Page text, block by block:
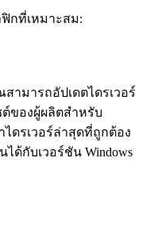
กที่เหมาะสม:
ามารถอัปเดตไดรเวอร์
ต์ของผู้ผลิตสำหรับ
รเวอร์ล่าสุดที่ถูกต้อง
ได้กับเวอร์ชัน Windows